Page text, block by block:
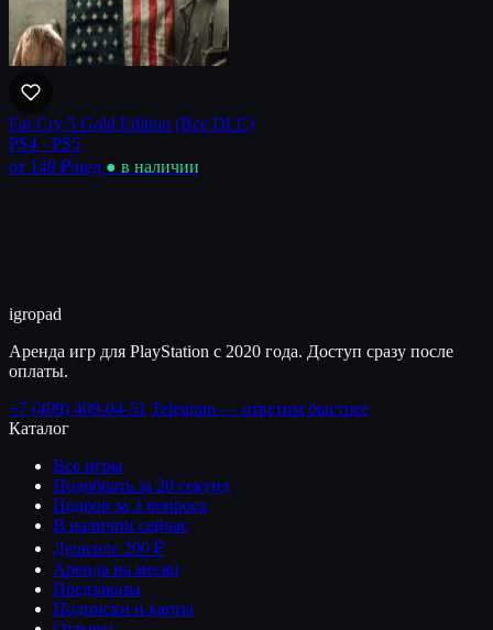
Far Cry 5 Gold Edition (Все DLC)
PS4 · PS5
от 149 ₽/нед ● в наличии
igropad
Аренда игр для PlayStation с 2020 года. Доступ сразу после
оплаты.
+7 (499) 409-04-51 Telegram — ответим быстрее
Каталог
Все игры
Подобрать за 20 секунд
Подбор за 3 вопроса
В наличии сейчас
Дешевле 200 ₽
Аренда на месяц
Предзаказы
Подписки и карты